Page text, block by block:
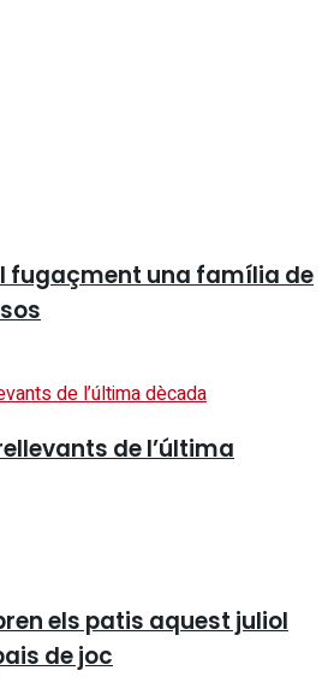
fugaçment una família de
de l’última
els patis aquest juliol
de joc